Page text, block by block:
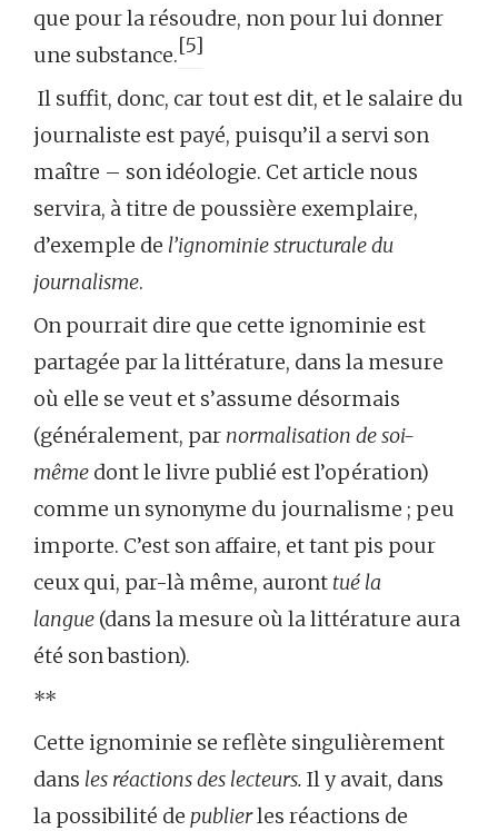
que pour la résoudre, non pour lui donner
une substance.[5]
Il suffit, donc, car tout est dit, et le salaire du
journaliste est payé, puisqu’il a servi son
maître – son idéologie. Cet article nous
servira, à titre de poussière exemplaire,
d’exemple de l’ignominie structurale du
journalisme.
On pourrait dire que cette ignominie est
partagée par la littérature, dans la mesure
où elle se veut et s’assume désormais
(généralement, par normalisation de soi-
même dont le livre publié est l’opération)
comme un synonyme du journalisme ; peu
importe. C’est son affaire, et tant pis pour
ceux qui, par-là même, auront tué la
langue (dans la mesure où la littérature aura
été son bastion).
**
Cette ignominie se reflète singulièrement
dans les réactions des lecteurs. Il y avait, dans
la possibilité de publierles réactions de